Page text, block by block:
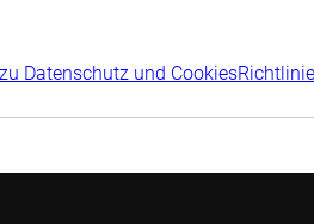
Datenschutz und Cookies